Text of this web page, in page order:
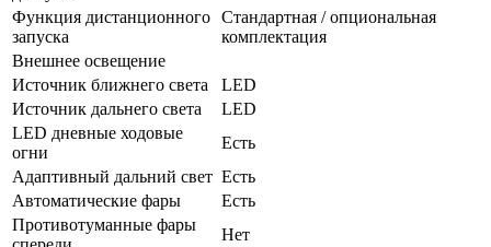
Функция дистанционного
запуска
Стандартная / опциональная
комплектация
Внешнее освещение
Источник ближнего света
LED
Источник дальнего света
LED
LED дневные ходовые
огни
Есть
Адаптивный дальний свет Есть
Автоматические фары
Есть
Противотуманные фары
Нет